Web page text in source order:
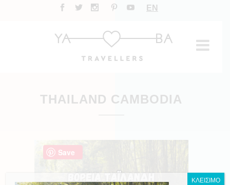
EN
THAILAND CAMBODIA
ΚΛΕΙΣΙΜΟ
Save